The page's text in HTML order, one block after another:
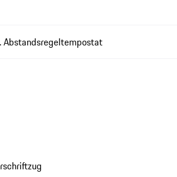
Abstandsregeltempostat